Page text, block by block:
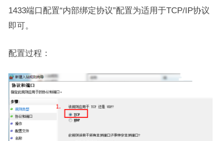
1433端口配置“内部绑定协议”配置为适用于TCP/IP协议
即可。
配置过程：